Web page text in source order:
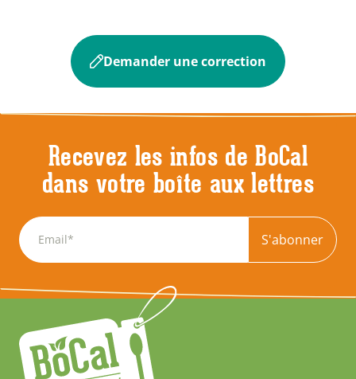
Demander une correction
Recevez les infos de BoCal
dans votre boîte aux lettres
S'abonner